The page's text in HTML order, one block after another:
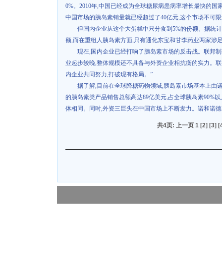
0%。 2010年,中国已经成为全球糖尿病患病率增长最快的国
中国市场的胰岛素销量就已经超过了40亿元,这个市场不可
但国内企业从这个大蛋糕中只分食到 5%的份额。据统计
额,而在重组人胰岛素方面,只有通化东宝和甘李药业两家涉
现在, 国内企业已经打响了胰岛素市场的反击战。联邦
业起步较晚,整体规模还不具备与外资企业相抗衡的实力。
内企业共同努力,打破现有格局。”
据了解, 目前在全球降糖药物领域,胰岛素市场基本上由
的胰岛素类产品销售总额高达89亿美元,占全球胰岛素90%
体相同。同时,外资三巨头在中国市场上不断发力。诺和诺德
共4页: 上一页 1 [2] [3]